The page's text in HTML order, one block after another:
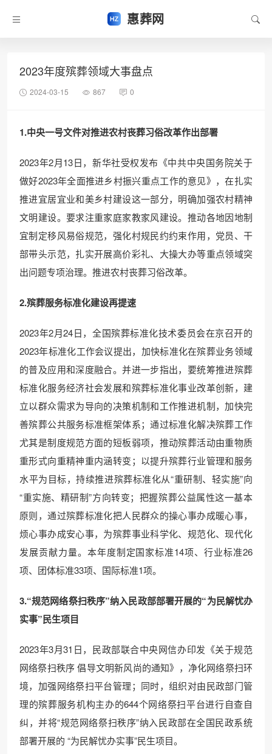
惠葬网
2023年度殡葬领域大事盘点
2024-03-15 867 0
1.中央一号文件对推进农村丧葬习俗改革作出部署
2023年2月13日，新华社受权发布《中共中央国务院关于
做好2023年全面推进乡村振兴重点工作的意见》，在扎实
推进宜居宜业和美乡村建设这一部分，明确加强农村精神
文明建设。要求注重家庭家教家风建设。推动各地因地制
宜制定移风易俗规范，强化村规民约约束作用，党员、干
部带头示范，扎实开展高价彩礼、大操大办等重点领域突
出问题专项治理。推进农村丧葬习俗改革。
2.殡葬服务标准化建设再提速
2023年2月24日，全国殡葬标准化技术委员会在京召开的
2023年标准化工作会议提出，加快标准化在殡葬业务领域
的普及应用和深度融合。并进一步指出，要统筹推进殡葬
标准化服务经济社会发展和殡葬标准化事业改革创新，建
立以群众需求为导向的决策机制和工作推进机制，加快完
善殡葬公共服务标准框架体系；通过标准化解决殡葬工作
尤其是制度规范方面的短板弱项，推动殡葬活动由重物质
重形式向重精神重内涵转变；以提升殡葬行业管理和服务
水平为目标，持续推进殡葬标准化从“重研制、轻实施”向
“重实施、精研制”方向转变；把握殡葬公益属性这一基本
原则，通过殡葬标准化把人民群众的操心事办成暖心事，
烦心事办成安心事，为殡葬事业科学化、规范化、现代化
发展贡献力量。本年度制定国家标准14项、行业标准26
项、团体标准33项、国际标准1项。
3.“规范网络祭扫秩序”纳入民政部部署开展的“为民解忧办
实事”民生项目
2023年3月31日，民政部联合中央网信办印发《关于规范
网络祭扫秩序 倡导文明新风尚的通知》，净化网络祭扫环
境，加强网络祭扫平台管理；同时，组织对由民政部门管
理的殡葬服务机构主办的644个网络祭扫平台进行自查自
纠，并将“规范网络祭扫秩序”纳入民政部在全国民政系统
部署开展的 “为民解忧办实事”民生项目。